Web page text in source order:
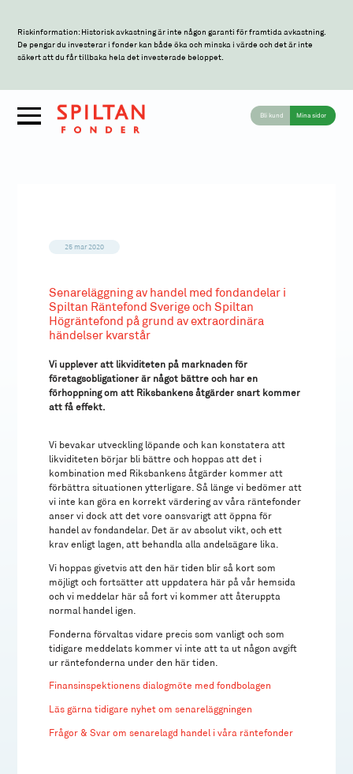
Riskinformation: Historisk avkastning är inte någon garanti för framtida avkastning.
De pengar du investerar i fonder kan både öka och minska i värde och det är inte
säkert att du får tillbaka hela det investerade beloppet.
Bli kund Mina sidor
25 mar 2020
Senareläggning av handel med fondandelar i
Spiltan Räntefond Sverige och Spiltan
Högräntefond på grund av extraordinära
händelser kvarstår
Vi upplever att likviditeten på marknaden för
företagsobligationer är något bättre och har en
förhoppning om att Riksbankens åtgärder snart kommer
att få effekt.
Vi bevakar utveckling löpande och kan konstatera att
likviditeten börjar bli bättre och hoppas att det i
kombination med Riksbankens åtgärder kommer att
förbättra situationen ytterligare. Så länge vi bedömer att
vi inte kan göra en korrekt värdering av våra räntefonder
anser vi dock att det vore oansvarigt att öppna för
handel av fondandelar. Det är av absolut vikt, och ett
krav enligt lagen, att behandla alla andelsägare lika.
Vi hoppas givetvis att den här tiden blir så kort som
möjligt och fortsätter att uppdatera här på vår hemsida
och vi meddelar här så fort vi kommer att återuppta
normal handel igen.
Fonderna förvaltas vidare precis som vanligt och som
tidigare meddelats kommer vi inte att ta ut någon avgift
ur räntefonderna under den här tiden.
Finansinspektionens dialogmöte med fondbolagen
Läs gärna tidigare nyhet om senareläggningen
Frågor & Svar om senarelagd handel i våra räntefonder